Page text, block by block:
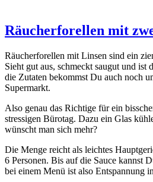
Räucherforellen mit
Räu­cher­fo­rel­len mit Lin­sen sind ein
Sieht gut aus, schmeckt sau­gut und ist
die Zuta­ten bekommst Du auch noch
Super­markt.
Also genau das Rich­ti­ge für ein
stres­si­gen Büro­tag. Dazu ein Glas
wünscht man sich mehr?
Die Men­ge reicht als leich­tes
6 Per­so­nen. Bis auf die Sau­ce kannst
bei einem Menü ist also Ent­span­nung